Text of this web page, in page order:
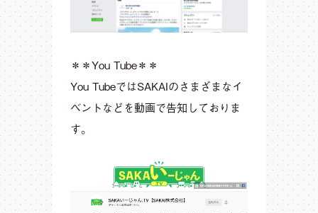
＊＊You Tube＊＊
You TubeではSAKAIのさまざまなイ
ベントなどを動画で告知しておりま
す。